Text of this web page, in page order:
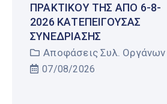
ΠΡΑΚΤΙΚΟΎ ΤΗΣ ΑΠΌ 6-8-
2026 ΚΑΤΕΠΕΊΓΟΥΣΑΣ
ΣΥΝΕΔΡΊΑΣΗΣ
Αποφάσεις Συλ. Οργάνων
07/08/2026